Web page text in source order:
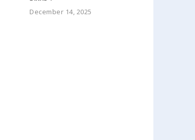
December 14, 2025